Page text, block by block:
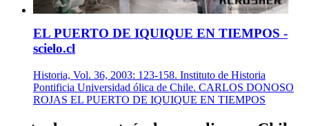
EL PUERTO DE IQUIQUE EN TIEMPOS -
scielo.cl
Historia, Vol. 36, 2003: 123-158. Instituto de Historia
Pontificia Universidad ólica de Chile. CARLOS DONOSO
ROJAS EL PUERTO DE IQUIQUE EN TIEMPOS